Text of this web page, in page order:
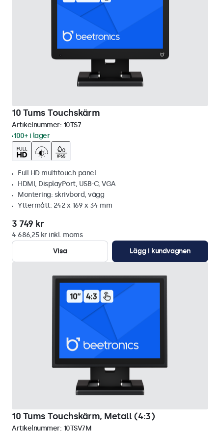
10 Tums Touchskärm
Artikelnummer: 10TS7
100+ i lager
Full HD multitouch panel
HDMI, DisplayPort, USB-C, VGA
Montering: skrivbord, vägg
Yttermått: 242 x 169 x 34 mm
3 749 kr
4 686,25 kr inkl. moms
Visa
Lägg i kundvagnen
10 Tums Touchskärm, Metall (4:3)
Artikelnummer: 10TSV7M